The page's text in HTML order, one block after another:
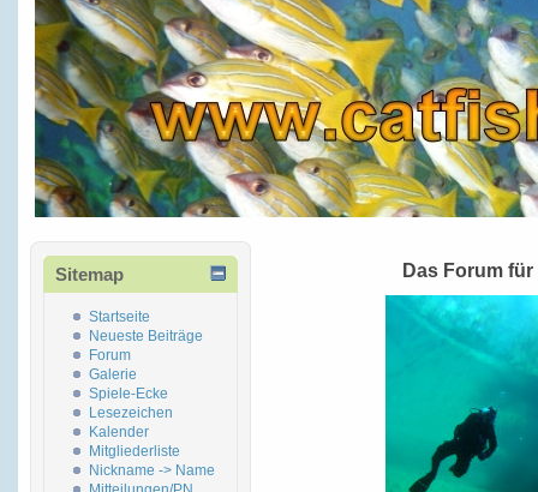
Sitemap
Startseite
Neueste Beiträge
Forum
Galerie
Spiele-Ecke
Lesezeichen
Kalender
Mitgliederliste
Nickname -> Name
Das Forum